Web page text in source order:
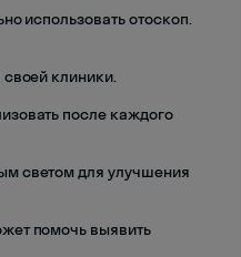
использовать отоскоп.
клиники.
после каждого
светом для улучшения
помочь выявить